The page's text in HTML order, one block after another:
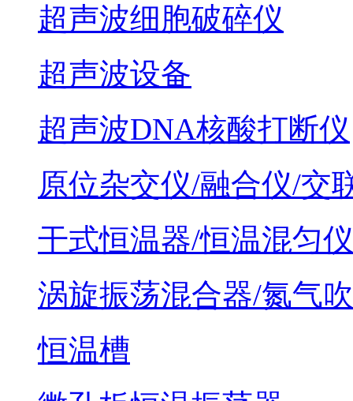
超声波细胞破碎仪
超声波设备
超声波DNA核酸打断仪
原位杂交仪/融合仪/交
干式恒温器/恒温混匀仪
涡旋振荡混合器/氮气
恒温槽